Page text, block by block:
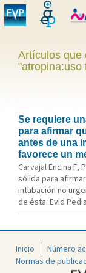
Artículos que
"atropina:uso
Se requiere
para afirmar
antes de una
favorece un
Carvajal Encina F,
sólida para
intubación no
de ésta. Evid
Inicio Número
Normas de